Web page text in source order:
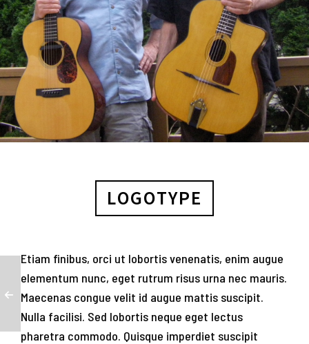
LOGOTYPE
Etiam finibus, orci ut lobortis venenatis, enim augue
elementum nunc, eget rutrum risus urna nec mauris.
Maecenas congue velit id augue mattis suscipit.
Nulla facilisi. Sed lobortis neque eget lectus
pharetra commodo. Quisque imperdiet suscipit